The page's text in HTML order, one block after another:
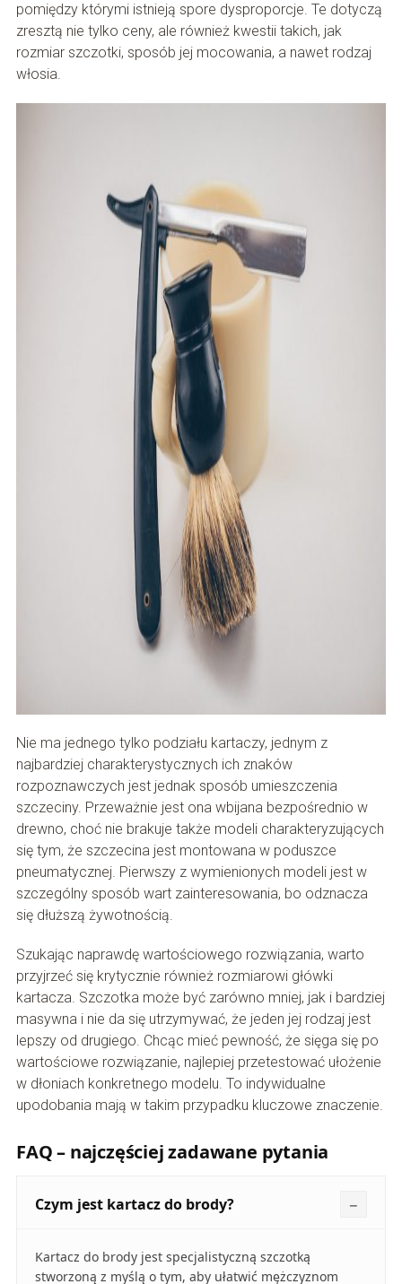
pomiędzy którymi istnieją spore dysproporcje. Te dotyczą
zresztą nie tylko ceny, ale również kwestii takich, jak
rozmiar szczotki, sposób jej mocowania, a nawet rodzaj
włosia.
Nie ma jednego tylko podziału kartaczy, jednym z
najbardziej charakterystycznych ich znaków
rozpoznawczych jest jednak sposób umieszczenia
szczeciny. Przeważnie jest ona wbijana bezpośrednio w
drewno, choć nie brakuje także modeli charakteryzujących
się tym, że szczecina jest montowana w poduszce
pneumatycznej. Pierwszy z wymienionych modeli jest w
szczególny sposób wart zainteresowania, bo odznacza
się dłuższą żywotnością.
Szukając naprawdę wartościowego rozwiązania, warto
przyjrzeć się krytycznie również rozmiarowi główki
kartacza. Szczotka może być zarówno mniej, jak i bardziej
masywna i nie da się utrzymywać, że jeden jej rodzaj jest
lepszy od drugiego. Chcąc mieć pewność, że sięga się po
wartościowe rozwiązanie, najlepiej przetestować ułożenie
w dłoniach konkretnego modelu. To indywidualne
upodobania mają w takim przypadku kluczowe znaczenie.
FAQ – najczęściej zadawane pytania
Czym jest kartacz do brody?
Kartacz do brody jest specjalistyczną szczotką
stworzoną z myślą o tym, aby ułatwić mężczyznom